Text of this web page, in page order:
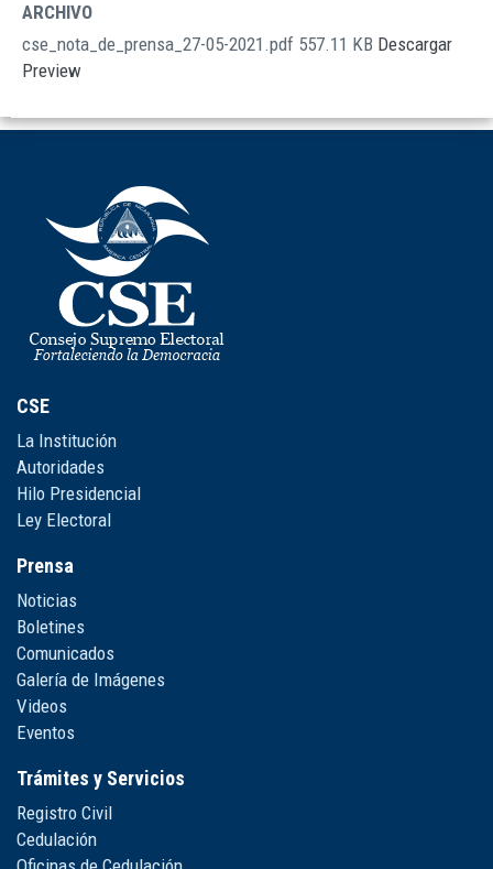
ARCHIVO
cse_nota_de_prensa_27-05-2021.pdf 557.11 KB Descargar
Preview
CSE
La Institución
Autoridades
Hilo Presidencial
Ley Electoral
Prensa
Noticias
Boletines
Comunicados
Galería de Imágenes
Videos
Eventos
Trámites y Servicios
Registro Civil
Cedulación